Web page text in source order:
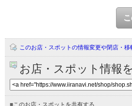
このお店・スポットの情報変更や閉店・移
お店・スポット情報
■このお店・スポットを共有する